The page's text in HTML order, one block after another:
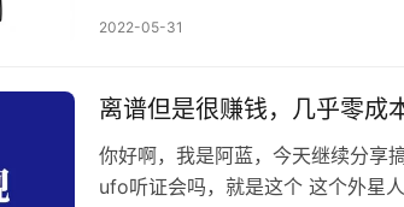
2022-05-31
离谱但是很赚钱，几乎零成
你好啊，我是阿蓝，今天继续分享
ufo听证会吗，就是这个 这个外星